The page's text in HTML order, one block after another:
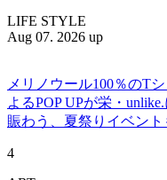
LIFE STYLE
Aug 07. 2026 up
メリノウール100％のT
よるPOP UPが栄・
賑わう、夏祭りイベント
4